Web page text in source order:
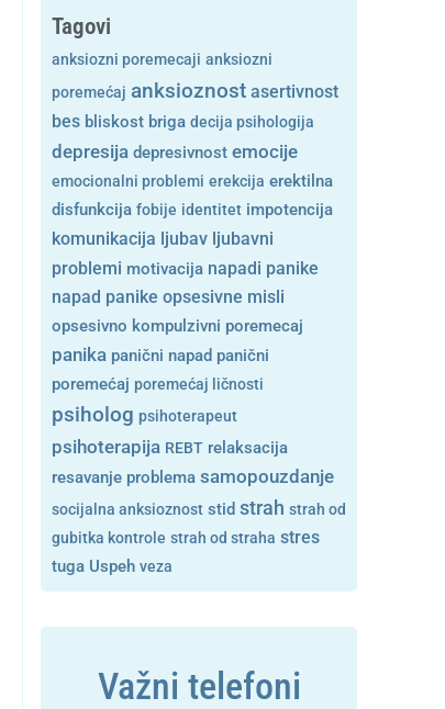
Tagovi
anksiozni poremecaji anksiozni
poremećaj anksioznost asertivnost
bes bliskost briga decija psihologija
depresija depresivnost emocije
emocionalni problemi erekcija erektilna
disfunkcija fobije identitet impotencija
komunikacija ljubav ljubavni
problemi motivacija napadi panike
napad panike opsesivne misli
opsesivno kompulzivni poremecaj
panika panični napad panični
poremećaj poremećaj ličnosti
psiholog psihoterapeut
psihoterapija REBT relaksacija
resavanje problema samopouzdanje
socijalna anksioznost stid strah strah od
gubitka kontrole strah od straha stres
tuga Uspeh veza
Važni telefoni